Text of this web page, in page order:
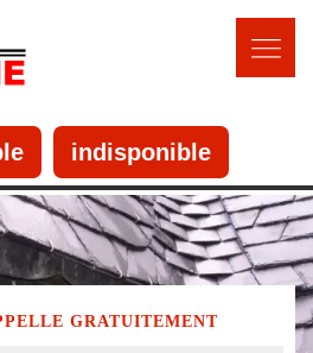
indisponible
GRATUITEMENT